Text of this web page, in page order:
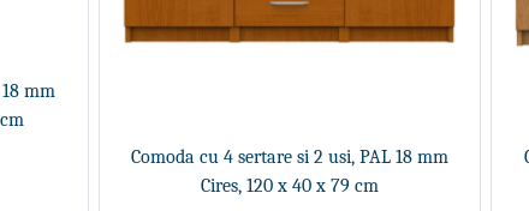
mm
Comoda cu 4 sertare si 2 usi, PAL 18 mm
Cires, 120 x 40 x 79 cm